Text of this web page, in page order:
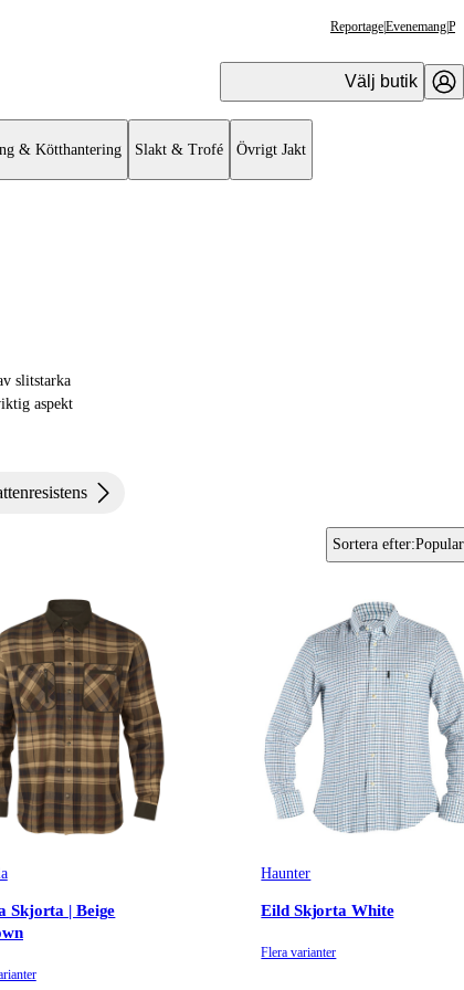
ReportageEvenemang
Välj butik
& Kötthantering Slakt & Trofé Övrigt Jakt
slitstarka
aspekt
Sortera efter:
Skjorta | Beige
Haunter
Eild Skjorta White
Flera varianter